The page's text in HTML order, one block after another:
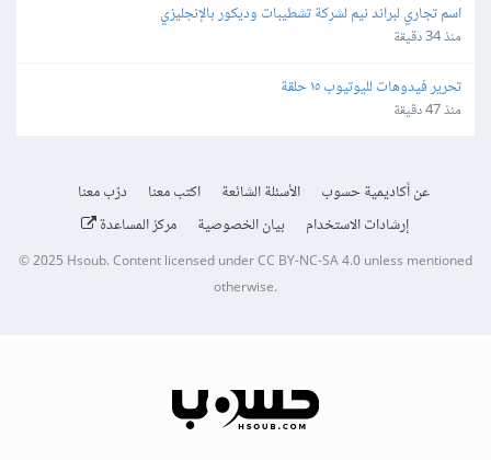
اسم تجاري لبراند نيم لشركة تشطيبات وديكور بالإنجليزي
منذ 34 دقيقة
تحرير فيدوهات لليوتيوب ١٥ حلقة
منذ 47 دقيقة
عن أكاديمية حسوب الأسئلة الشائعة اكتب معنا
درّب معنا
إرشادات الاستخدام
بيان الخصوصية مركز المساعدة
© 2025 Hsoub.Content licensed underCC BY-NC-SA 4.0unless mentioned
otherwise.